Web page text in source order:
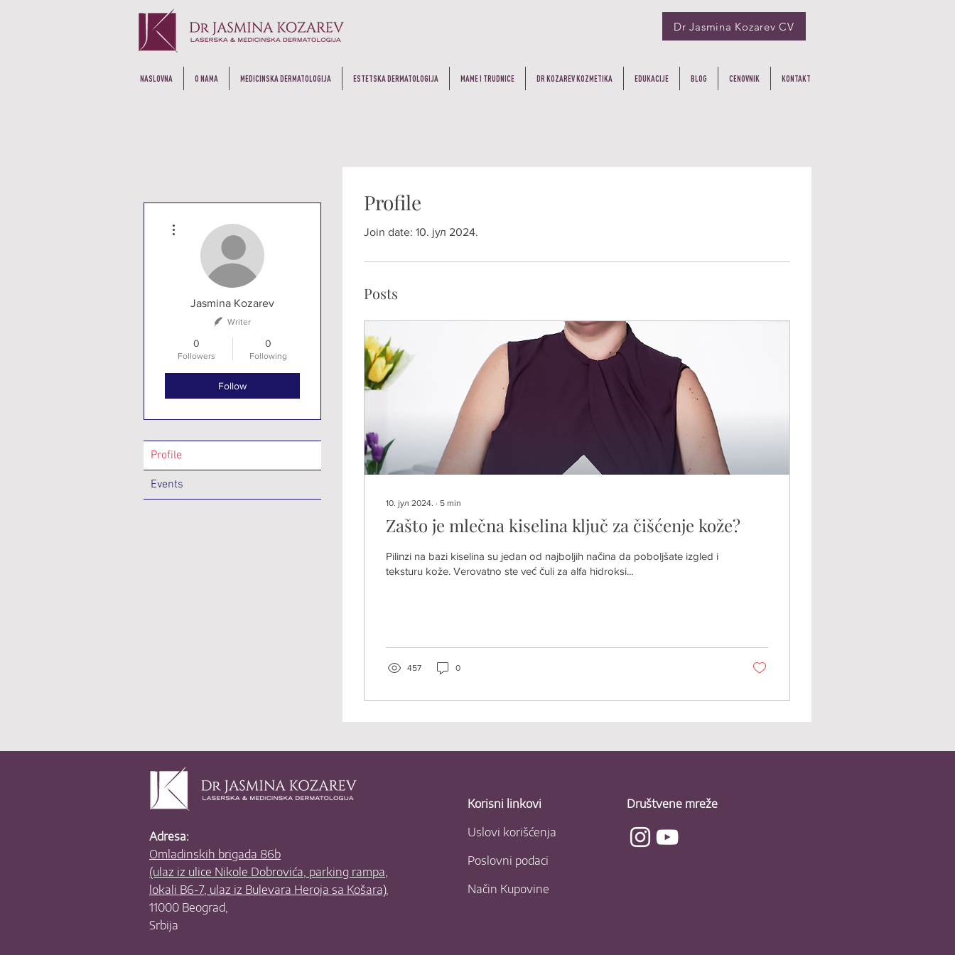
Dr Jasmina Kozarev CV
NASLOVNA O NAMA MEDICINSKA DERMATOLOGIJA ESTETSKA DERMATOLOGIJA MAME I TRUDNICE DR KOZAREV KOZMETIKA EDUKACIJE BLOG CENOVNIK KONTAKT
Profile
Join date: 10. јул 2024.
Posts
10. јул 2024. ∙ 5 min
Zašto je mlečna kiselina ključ za čišćenje kože?
Pilinzi na bazi kiselina su jedan od najboljih načina da poboljšate izgled i
teksturu kože. Verovatno ste već čuli za alfa hidroksi...
457 0
Jasmina Kozarev
Writer
0
Followers
0
Following
Follow
Profile
Events
Adresa:
Omladinskih brigada 86b
(ulaz iz ulice Nikole Dobrovića, parking rampa,
lokali B6-7, ulaz iz Bulevara Heroja sa Košara),
11000 Beograd,
Srbija
Korisni linkovi
Uslovi korišćenja
Poslovni podaci
Način Kupovine
Društvene mreže